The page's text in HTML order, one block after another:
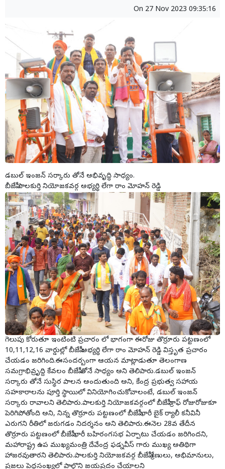
On 27 Nov 2023 09:35:16
డబుల్ ఇంజన్ సర్కారు తోనే అభివృద్ధి సాధ్యం.
బీజేపీ పాలకుర్తి నియోజకవర్గ అభ్యర్థి లేగా రాం మోహన్ రెడ్డి
గెలుపు కోరుతూ ఇంటింటి ప్రచారం లో భాగంగా ఈరోజు తొర్రూరు పట్టణంలో
10,11,12,16 వార్డుల్లో బీజేపీ అభ్యర్థి లేగా రాం మోహన్ రెడ్డి విస్తృత ప్రచారం
చేయడం జరిగింది.ఈసందర్బంగా ఆయన మాట్లాడుతూ తెలంగాణ
సమగ్రాభివ్రృద్ది కేవలం బీజేపీ తోనే సాధ్యం అని తెలిపారు.డబుల్ ఇంజన్
సర్కారు తోనే సుస్థిర పాలన అందుతుంది అని, కేంద్ర ప్రభుత్వ సహాయ
సహకారాలను పూర్తి స్థాయిలో వినియోగించుకోవాలంటే, డబుల్ ఇంజన్
సర్కారు రావాలని తెలిపారు.పాలకుర్తి నియోజకవర్గంలో బీజేపీ గ్రాఫ్ రోజురోజుకూ
పెరిగిపోతోంది అని, నిన్న తొర్రూరు పట్టణంలో బీజేపీ భారీ బైక్ ర్యాలీ కనీవినీ
ఎరుగని రీతిలో జరుగడం నిదర్శనం అని తెలిపారు.ఈనెల 28వ తేదీన
తొర్రూరు పట్టణంలో బీజేపీ భారీ బహిరంగసభ ఏర్పాటు చేయడం జరిగిందని,
మహారాష్ట్ర ఉప ముఖ్యమంత్రి దేవేంద్ర ఫడ్నవీస్ గారు ముఖ్య అతిథిగా
హాజరవుతారని తెలిపారు.పాలకుర్తి నియోజకవర్గ బీజేపీ శ్రేణులు, అభిమానులు,
ప్రజలు పెద్దసంఖ్యలో పాల్గొని జయప్రదం చేయాలని